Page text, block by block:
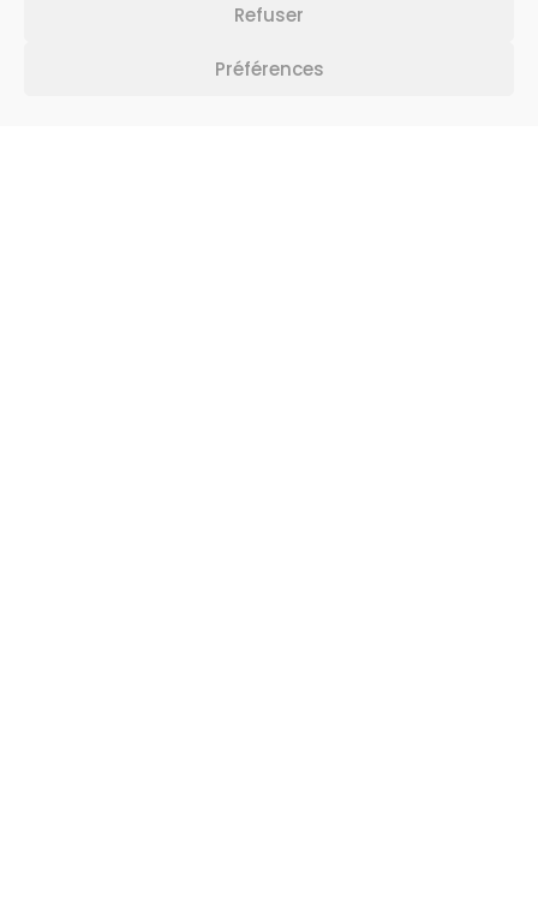
Refuser
Préférences